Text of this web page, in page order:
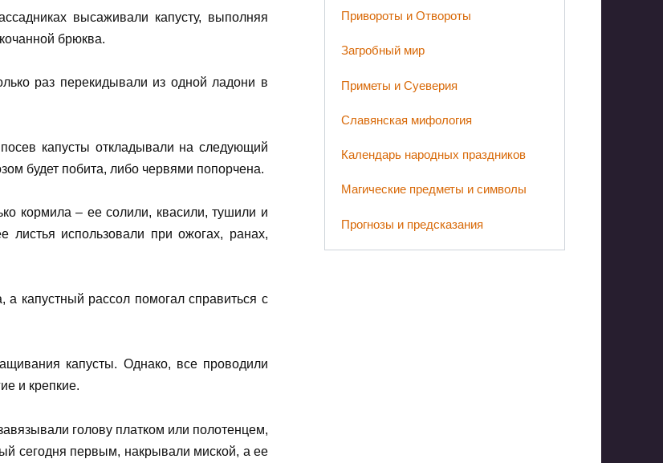
высаживали капусту, выполняя
брюква.
раз перекидывали из одной ладони в
капусты откладывали на следующий
будет побита, либо червями попорчена.
кормила – ее солили, квасили, тушили и
листья использовали при ожогах, ранах,
капустный рассол помогал справиться с
капусты. Однако, все проводили
и крепкие.
голову платком или полотенцем,
сегодня первым, накрывали миской, а ее
Привороты и Отвороты
Загробный мир
Приметы и Суеверия
Славянская мифология
Календарь народных праздников
Магические предметы и символы
Прогнозы и предсказания